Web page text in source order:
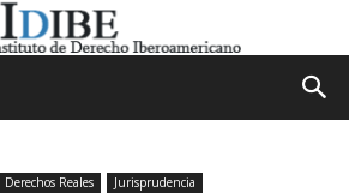
Derechos Reales Jurisprudencia